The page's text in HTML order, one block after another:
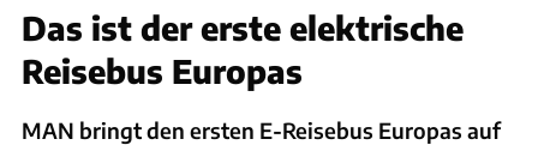
Das ist der erste elektrische
Reisebus Europas
MAN bringt den ersten E-Reisebus Europas auf